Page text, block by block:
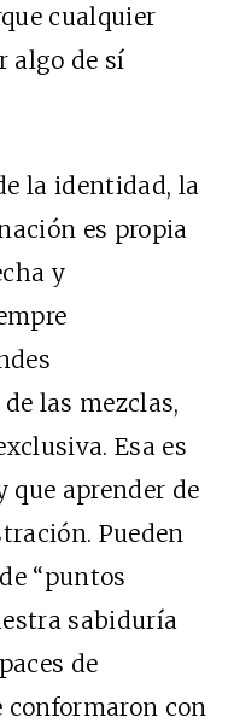
cualquier
algo de sí
la identidad, la
es propia
y
las mezclas,
Esa es
que aprender de
Pueden
“puntos
sabiduría
de
conformaron con